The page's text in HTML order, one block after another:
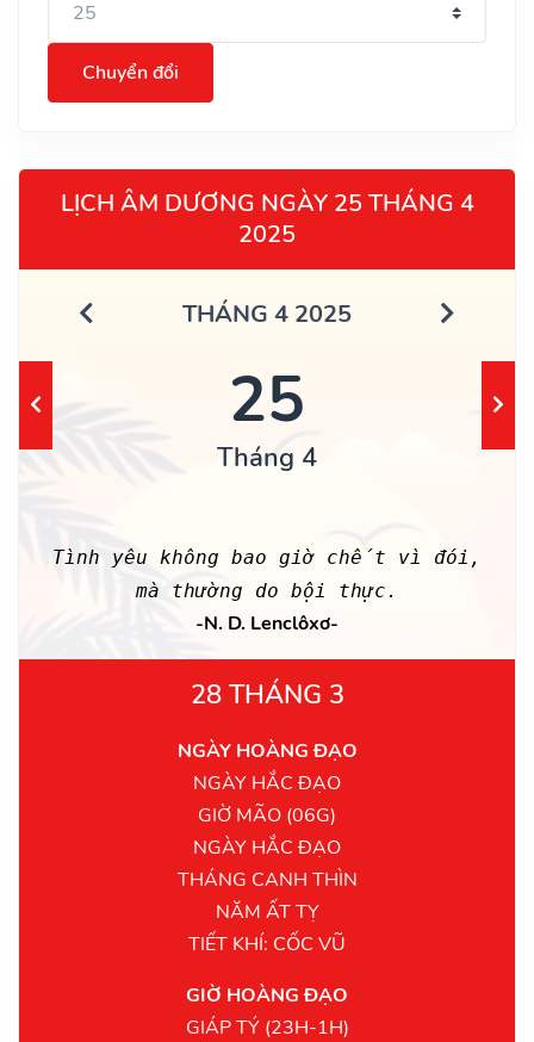
Chuyển đổi
LỊCH ÂM DƯƠNG NGÀY 25 THÁNG 4
2025
THÁNG 4 2025
25
Tháng 4
Tình yêu không bao giờ chết vì đói,
mà thường do bội thực.
-N. D. Lenclôxơ-
28 THÁNG 3
NGÀY HOÀNG ĐẠO
NGÀY HẮC ĐẠO
GIỜ MÃO (06G)
NGÀY HẮC ĐẠO
THÁNG CANH THÌN
NĂM ẤT TỴ
TIẾT KHÍ: CỐC VŨ
GIỜ HOÀNG ĐẠO
GIÁP TÝ (23H-1H)